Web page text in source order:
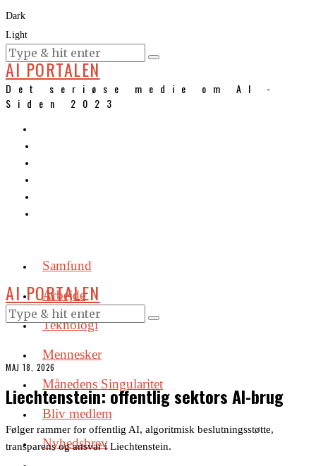
Dark
Light
KURSER
AI PORTALEN
Det seriøse medie om AI -
Siden 2023
Samfund
Arbejde
Teknologi
Mennesker
Månedens Singularitet
Bliv medlem
Nyhedsbrev
AI PORTALEN
MAJ 18, 2026
Liechtenstein: offentlig sektors AI-brug
Følger rammer for offentlig AI, algoritmisk beslutningsstøtte,
transparens og ansvar i Liechtenstein.